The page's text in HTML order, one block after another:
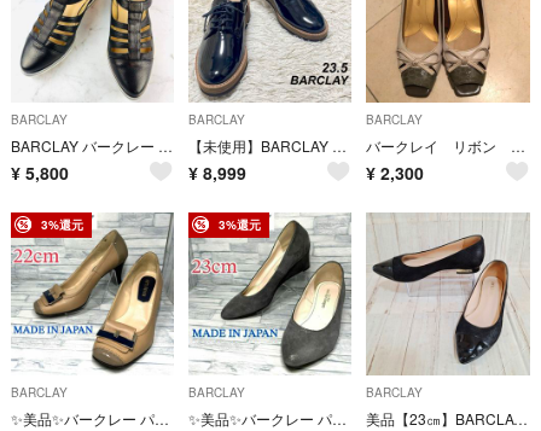
BARCLAY
BARCLAY バークレー ストラップサンダル 23.5 《未使用》
¥ 5,800
BARCLAY
【未使用】BARCLAY レザーシューズ 本革 エナメル 黒 23.5
¥ 8,999
BARCLAY
バークレイ リボン パンプス 23.5 EE
¥ 2,300
3%還元
BARCLAY
✨美品✨バークレー パンプス ハイヒール 日本製 本革 ベージュ 22cm
3%還元
BARCLAY
✨美品✨バークレー パンプス ハイヒール 日本製 天然皮革 ラメグレー 23cm
BARCLAY
美品【23㎝】BARCLAY 日本製 エナメルポインテッドトゥ パンプス 黒 フラットシューズ